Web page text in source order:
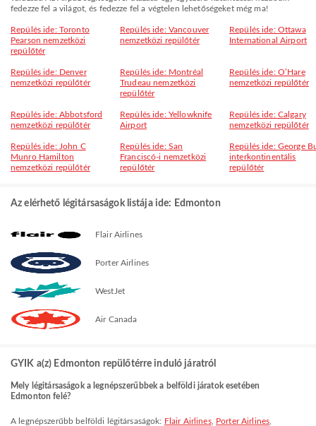
fedezze fel a világot, és fedezze fel a végtelen lehetőségeket még ma!
Repülés ide: Toronto
Pearson nemzetközi
repülőtér
Repülés ide: Vancouver
nemzetközi repülőtér
Repülés ide: Ottawa
International Airport
Repülés ide: Denver
nemzetközi repülőtér
Repülés ide: Montréal
Trudeau nemzetközi
repülőtér
Repülés ide: O’Hare
nemzetközi repülőtér
Repülés ide: Abbotsford
nemzetközi repülőtér
Repülés ide: Yellowknife
Airport
Repülés ide: Calgary
nemzetközi repülőtér
Repülés ide: John C
Munro Hamilton
nemzetközi repülőtér
Repülés ide: San
Franciscó-i nemzetközi
repülőtér
Repülés ide: George
interkontinentális
repülőtér
Az elérhető légitársaságok listája ide: Edmonton
Flair Airlines
Porter Airlines
WestJet
Air Canada
GYIK a(z) Edmonton repülőtérre induló járatról
Mely légitársaságok a legnépszerűbbek a belföldi járatok esetében
Edmonton felé?
A legnépszerűbb belföldi légitársaságok: Flair Airlines, Porter Airlines